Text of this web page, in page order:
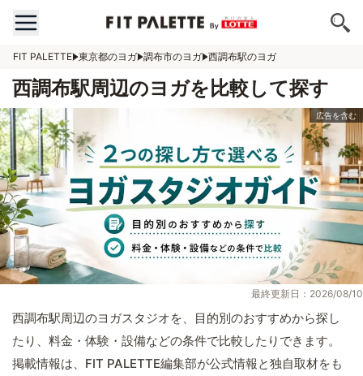
FIT PALETTE 東京都のヨガ 調布市のヨガ 西調布駅のヨガ
西調布駅周辺のヨガを比較して探す
最終更新日：2026/08/10
西調布駅周辺のヨガスタジオを、目的別のおすすめから探し
たり、料金・体験・設備などの条件で比較したりできます。
掲載情報は、FIT PALETTE編集部が公式情報と独自取材をも